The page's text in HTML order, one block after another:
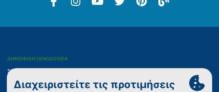
ΔΗΜΟΦΙΛΗ ΞΕΝΟΔΟΧΕΙΑ
5* Mandola Rosa at Riviera Olympia, A Grecotel Resort to Live
4* Grecotel Marine Palace & Aqua Park
5* Mitsis Galini Wellness Spa & Resort